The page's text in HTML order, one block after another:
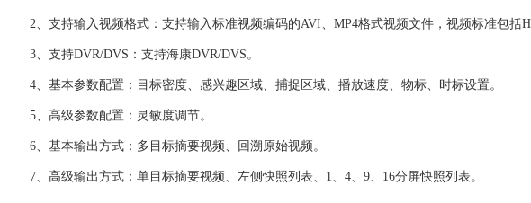
2、支持输入视频格式：支持输入标准视频编码的AVI、MP4格式视频文件，视频标准包括
3、支持DVR/DVS：支持海康DVR/DVS。
4、基本参数配置：目标密度、感兴趣区域、捕捉区域、播放速度、物标、时标设置。
5、高级参数配置：灵敏度调节。
6、基本输出方式：多目标摘要视频、回溯原始视频。
7、高级输出方式：单目标摘要视频、左侧快照列表、1、4、9、16分屏快照列表。